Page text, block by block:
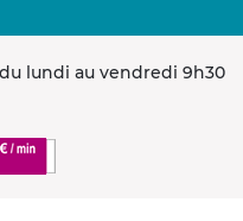
lundi au vendredi 9h30